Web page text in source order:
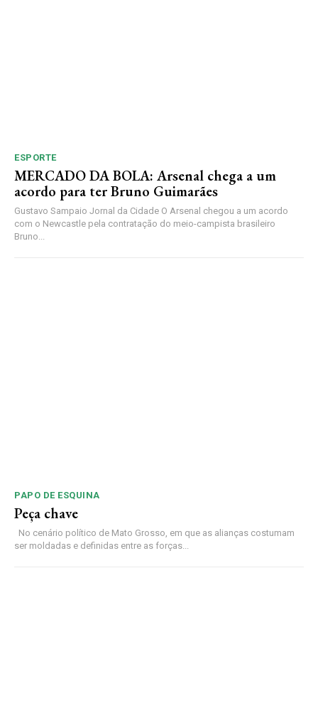
ESPORTE
MERCADO DA BOLA: Arsenal chega a um
acordo para ter Bruno Guimarães
Gustavo Sampaio Jornal da Cidade O Arsenal chegou a um acordo
com o Newcastle pela contratação do meio-campista brasileiro
Bruno...
PAPO DE ESQUINA
Peça chave
No cenário político de Mato Grosso, em que as alianças costumam
ser moldadas e definidas entre as forças...